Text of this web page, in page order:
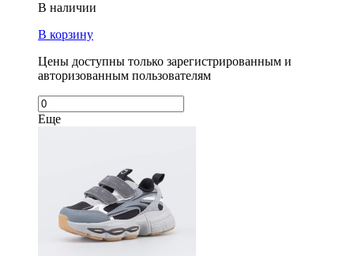
В наличии
В корзину
Цены доступны только зарегистрированным и
авторизованным пользователям
Еще